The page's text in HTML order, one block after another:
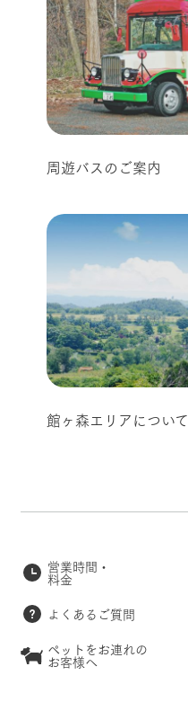
周遊バスのご案内
館ヶ森エリアについて
営業時間・
料金
よくあるご質問
ペットをお連れの
お客様へ